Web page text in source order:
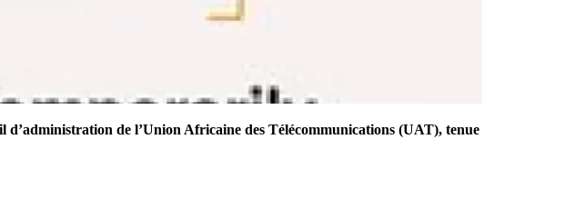
de l’Union Africaine des Télécommunications (UAT), tenue